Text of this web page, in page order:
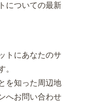
についての最新
トにあなたのサ
。
を知った周辺地
へお問い合わせ